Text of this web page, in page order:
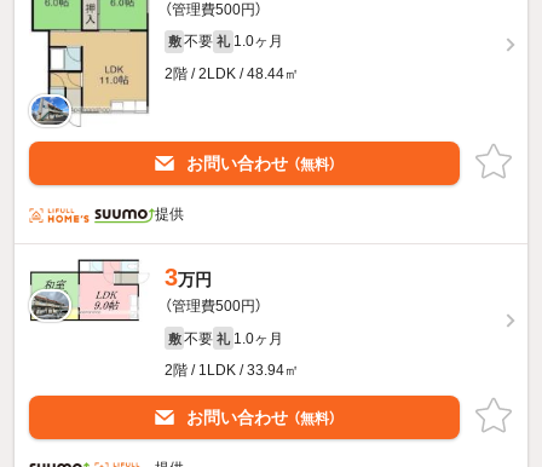
（管理費500円）
敷 不要 礼 1.0ヶ月
2階 / 2LDK / 48.44㎡
お問い合わせ （無料）
提供
3万円
（管理費500円）
敷 不要 礼 1.0ヶ月
2階 / 1LDK / 33.94㎡
お問い合わせ （無料）